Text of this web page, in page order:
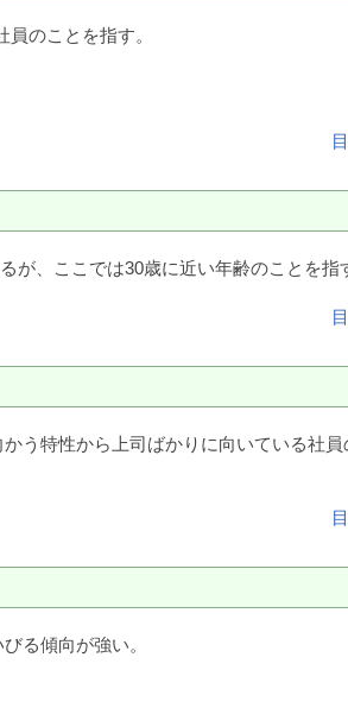
のことを指す。
が、ここでは30歳に近い年齢のことを指
う特性から上司ばかりに向いている社員
る傾向が強い。